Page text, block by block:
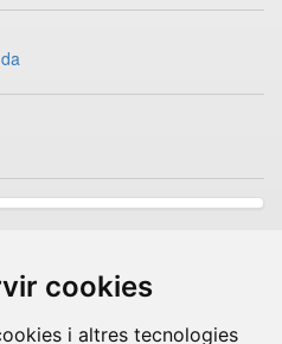
cookies
i altres tecnologies